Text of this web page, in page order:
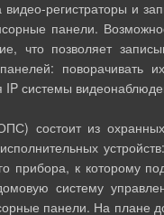
регистраторы и
панели.
что позволяет
поворачивать
IP системы
из охранных
прибора, к
систему
панели. На плане